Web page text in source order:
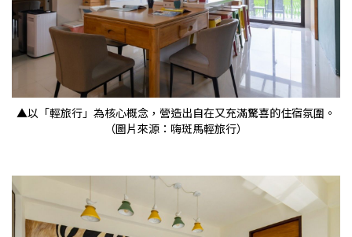
▲以「輕旅行」為核心概念，營造出自在又充滿驚喜的住宿氛圍。
（圖片來源：嗨斑馬輕旅行）